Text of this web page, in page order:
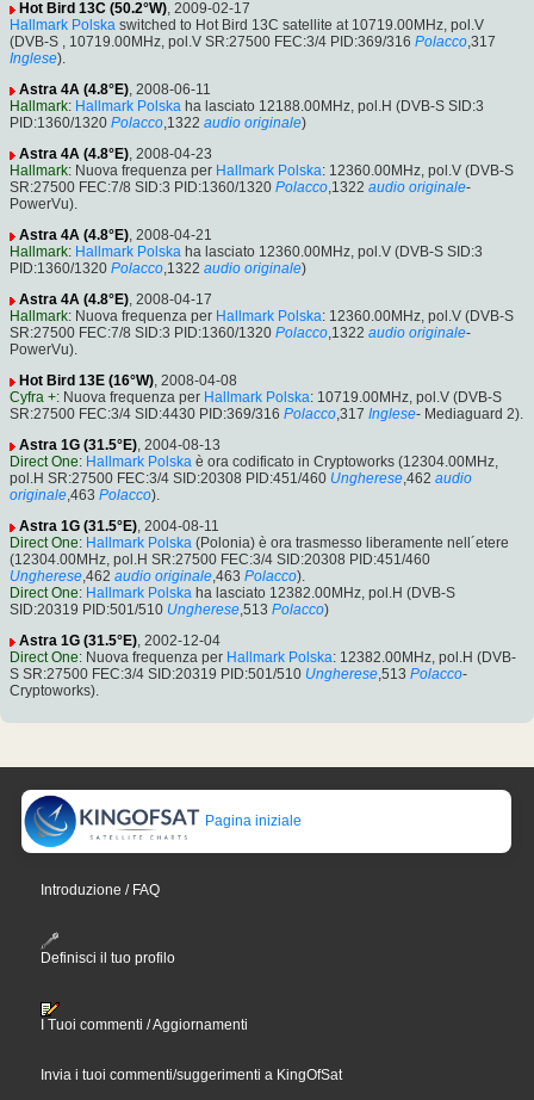
Hot Bird 13C (50.2°W), 2009-02-17
Hallmark Polska switched to Hot Bird 13C satellite at 10719.00MHz, pol.V
(DVB-S , 10719.00MHz, pol.V SR:27500 FEC:3/4 PID:369/316 Polacco,317
Inglese).
Astra 4A (4.8°E), 2008-06-11
Hallmark: Hallmark Polska ha lasciato 12188.00MHz, pol.H (DVB-S SID:3
PID:1360/1320 Polacco,1322 audio originale)
Astra 4A (4.8°E), 2008-04-23
Hallmark: Nuova frequenza per Hallmark Polska: 12360.00MHz, pol.V (DVB-S
SR:27500 FEC:7/8 SID:3 PID:1360/1320 Polacco,1322 audio originale-
PowerVu).
Astra 4A (4.8°E), 2008-04-21
Hallmark: Hallmark Polska ha lasciato 12360.00MHz, pol.V (DVB-S SID:3
PID:1360/1320 Polacco,1322 audio originale)
Astra 4A (4.8°E), 2008-04-17
Hallmark: Nuova frequenza per Hallmark Polska: 12360.00MHz, pol.V (DVB-S
SR:27500 FEC:7/8 SID:3 PID:1360/1320 Polacco,1322 audio originale-
PowerVu).
Hot Bird 13E (16°W), 2008-04-08
Cyfra +: Nuova frequenza per Hallmark Polska: 10719.00MHz, pol.V (DVB-S
SR:27500 FEC:3/4 SID:4430 PID:369/316 Polacco,317 Inglese- Mediaguard 2).
Astra 1G (31.5°E), 2004-08-13
Direct One: Hallmark Polska è ora codificato in Cryptoworks (12304.00MHz,
pol.H SR:27500 FEC:3/4 SID:20308 PID:451/460 Ungherese,462 audio
originale,463 Polacco).
Astra 1G (31.5°E), 2004-08-11
Direct One: Hallmark Polska (Polonia) è ora trasmesso liberamente nell´etere
(12304.00MHz, pol.H SR:27500 FEC:3/4 SID:20308 PID:451/460
Ungherese,462 audio originale,463 Polacco).
Direct One: Hallmark Polska ha lasciato 12382.00MHz, pol.H (DVB-S
SID:20319 PID:501/510 Ungherese,513 Polacco)
Astra 1G (31.5°E), 2002-12-04
Direct One: Nuova frequenza per Hallmark Polska: 12382.00MHz, pol.H (DVB-
S SR:27500 FEC:3/4 SID:20319 PID:501/510 Ungherese,513 Polacco-
Cryptoworks).
Pagina iniziale
Introduzione / FAQ
Definisci il tuo profilo
I Tuoi commenti / Aggiornamenti
Invia i tuoi commenti/suggerimenti a KingOfSat